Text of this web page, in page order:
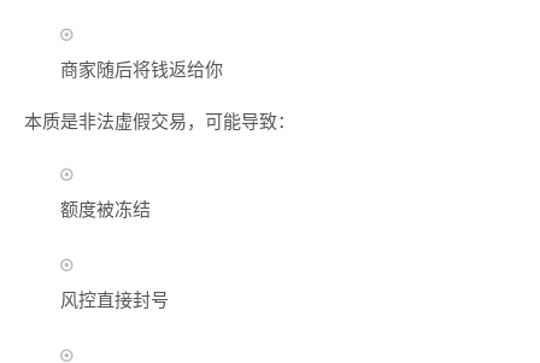
商家随后将钱返给你
本质是非法虚假交易，可能导致：
额度被冻结
风控直接封号